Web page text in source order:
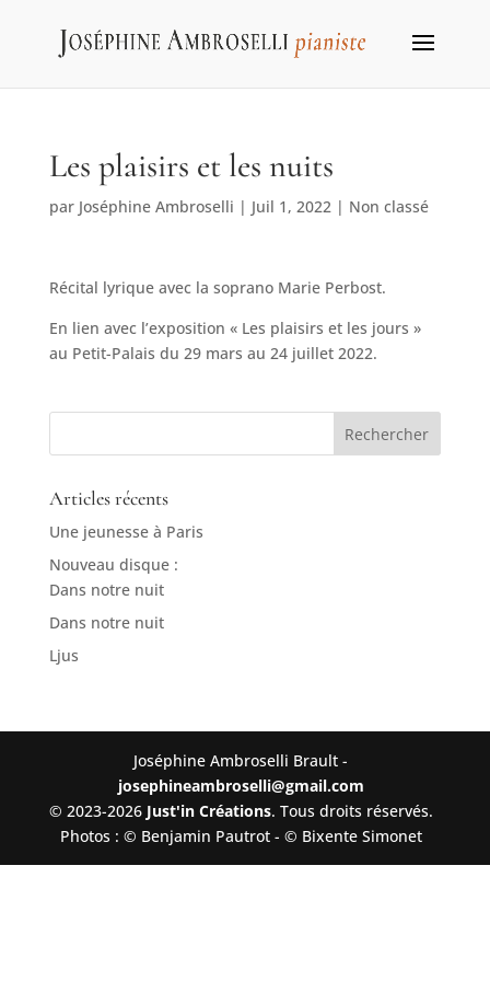
Les plaisirs et les nuits
par Joséphine Ambroselli | Juil 1, 2022| Non classé
Récital lyrique avec la soprano Marie Perbost.
En lien avec l’exposition « Les plaisirs et les jours »
au Petit-Palais du 29 mars au 24 juillet 2022.
Articles récents
Une jeunesse à Paris
Nouveau disque :
Dans notre nuit
Dans notre nuit
Ljus
Joséphine Ambroselli Brault -
josephineambroselli@gmail.com
© 2023-2026 Just'in Créations. Tous droits réservés.
Photos : © Benjamin Pautrot - © Bixente Simonet